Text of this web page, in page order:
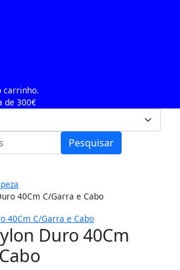
carrinho.
de 300€
Pesquisar
40Cm C/Garra e Cabo
Duro 40Cm